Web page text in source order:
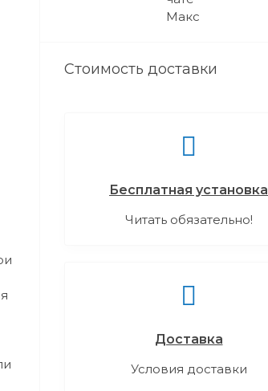
Стоимость доставки
Бесплатная установка
Читать обязательно!
Доставка
Условия доставки